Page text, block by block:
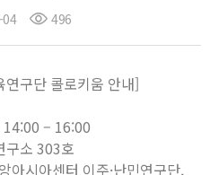
04 496
구단 콜로키움 안내]
14:00 – 16:00
구소 303호
아시아센터 이주·난민연구단,